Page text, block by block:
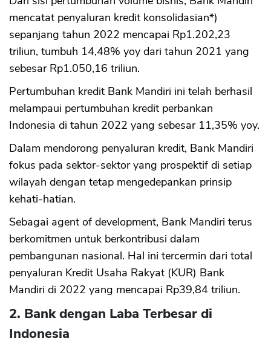
mencatat penyaluran kredit konsolidasian*)
sepanjang tahun 2022 mencapai Rp1.202,23
triliun, tumbuh 14,48% yoy dari tahun 2021 yang
sebesar Rp1.050,16 triliun.
Pertumbuhan kredit Bank Mandiri ini telah berhasil
melampaui pertumbuhan kredit perbankan
Indonesia di tahun 2022 yang sebesar 11,35% yoy.
Dalam mendorong penyaluran kredit, Bank Mandiri
fokus pada sektor-sektor yang prospektif di setiap
wilayah dengan tetap mengedepankan prinsip
kehati-hatian.
Sebagai agent of development, Bank Mandiri terus
berkomitmen untuk berkontribusi dalam
pembangunan nasional. Hal ini tercermin dari total
penyaluran Kredit Usaha Rakyat (KUR) Bank
Mandiri di 2022 yang mencapai Rp39,84 triliun.
2. Bank dengan Laba Terbesar di
Indonesia